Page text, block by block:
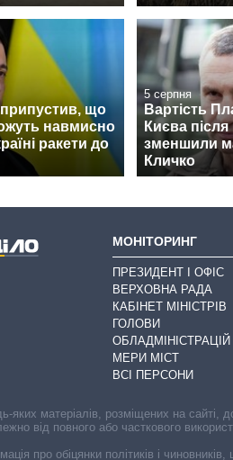
що
навмисно
ракети до
5 серпня
Вартість
Києва
зменшили
Кличко
МОНІТОРИНГ
ПРЕЗИДЕНТ І ОФІС
ВЕРХОВНА РАДА
КАБІНЕТ МІНІСТРІВ
ГОЛОВИ
ОБЛАДМІНІСТРАЦІЙ
МЕРИ МІСТ
ВСІ ПЕРСОНИ
яких матеріалів, розміщених на
від повного або часткового
про обіцянки політиків і